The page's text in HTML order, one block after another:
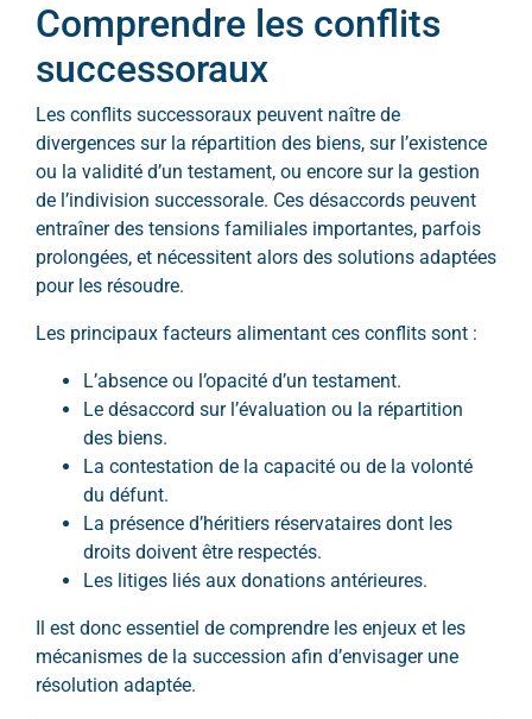
Comprendre les conflits
successoraux
Les conflits successoraux peuvent naître de
divergences sur la répartition des biens, sur l’existence
ou la validité d’un testament, ou encore sur la gestion
de l’indivision successorale. Ces désaccords peuvent
entraîner des tensions familiales importantes, parfois
prolongées, et nécessitent alors des solutions adaptées
pour les résoudre.
Les principaux facteurs alimentant ces conflits sont :
L’absence ou l’opacité d’un testament.
Le désaccord sur l’évaluation ou la répartition
des biens.
La contestation de la capacité ou de la volonté
du défunt.
La présence d’héritiers réservataires dont les
droits doivent être respectés.
Les litiges liés aux donations antérieures.
Il est donc essentiel de comprendre les enjeux et les
mécanismes de la succession afin d’envisager une
résolution adaptée.